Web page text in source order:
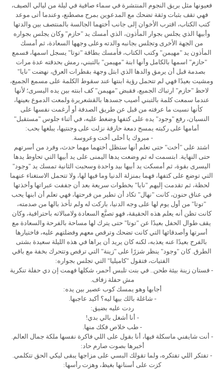
فعيونها مثل بريق النجوم المنتشرة في سماء صافية في ليلة من ليالي الصيف،
فهي تقف بثبات وثقة تضحك مع المدعوين بمرح مصطنع، وعندما أتى موعد
كتب الكتاب، اقترب الأخوان إلى جانب أختهما الجالسة بالمنتصف بين والدتها
وأبيها الذي يجلس بجوار المأذون، الذي أمسك يد "حازم" وكان يجلس بجواره
من الجهة الأخرى وتجلس بجانبه والدته وعلى وجهها السعادة، ثم أمسك
المأذون يد "مهيمن" وكتب الكتاب، فأمسك بطاقة "توتا" يسجل اسمها، فسمع
"حازم" اسمها بالكامل وأنها ابنة "مهيمن" بالتبني، رمش بحدقته عدة مرات
بصدمة قبل أن يرمق والدها الذي ابتل وجهة بقطرات العرق، نهضت "نايا"
ومشيت بعيدًا فهي لم تتحمل رؤية ابنتها عند سقوط الكلمة على مسمع الجميع،
لاحظ "حازم" ارتباك الجميع، فقبض "مهيمن" كف ابنته بين يده اليسرى؛ لأنها
عندما سمعت كلمة بالتبني أصيب جسدها بالقشعريرة ولمعت الدموع بعينها،
كأنها نسيت ما عرفته من قبل عن طريق الصدفة أو أرغمت نفسها على
النسيان، رفع "وجود" يده على كتفها وضغط عليه، في أثناء جلوس "مستقبل"
أمامها على ركبته يمسح دمعة حارقة نزلت على وجنتيها، يبلغها بحب:
- مبروك يا أحلى أخت وعروسة.
اشتد على "أخت" حتى تعلم أنها ستظل أختهما مهما حدث، وفرد من أسرتهم
حتى النهاية. ابتسمت له ثم وضعت يدها اليمنى على يد أبيها التي تحاوط يدها
اليسرى بقوة، ثم أمسكت يد أبيها بيد واحدة وسحبت الثانية تمسك يد "وجود"
التي توضع على كتفها، فهما بمنزلة الدنيا وما فيها لها، ولا تتحمل الاستغناء عنهما
لحظة، ثم تقدمت إليهم "نايا" بخطوات سريعة بعد أن جففت عبراتها وأخذتها
في عناق حنون، كانت "نهال" تكاد أن تطير من فرحتها، فهي تعلم أن ابنها يحب
"توتا" من أول يوم لها على وجه الدنيا، باركت له ولم تأخذ بالها من صدمته،
كانت تظن أنه يعلم هذه الحقيقة، فهو تصنَّع السعادة ولامبالاته باحترافية، وكان
يقف طوال الحفل بعيدًا عن "توتا" حتى يترك لها مساحة بالفرحة والسعادة مع
أسرتها وأصدقائها التي كانت تضحك وترقص معهم وفضلتهم عليه، فاختيارها
بالفرح بعيدًا عنه يعذبه، لكنه كان يريد أن يراها في هذه الليلة سعيدة بشتى
الطرق. كان "وجود" ينظر شزرًا على "زينة" التي ترقص وتتحرك بخفة مع باقي
الفتيات، فتقول "كاميليا" التي تجلس بجواره:
- فستان زينة بيئة طحن.. في بنت تلبس أحمر، شكلها فهمت إن دي حفلة تنكرية
مش حفلة زفاف.
أجابها وهو يمسك كوب عصير بين يده:
- شاغلة بالك بيها ليه؟ أكيد عاجبها.
ردت عليه بضيق:
- أنا أشغل بالي بدي!
- طب خلاص فكك منها.
- أنت شايفني ماسكلة فيها، أنا بقول على اللي فاكرة نفسها ملكة جمال العالم.
أخبرها بصوت صارم حاد:
- تفتكر اللي تفتكره، ولما تقولك البسي على مزاجها يبقى ليكي الحق تتكلمي.
كزت على أسنانها بغيظ، وهزت رأسها: